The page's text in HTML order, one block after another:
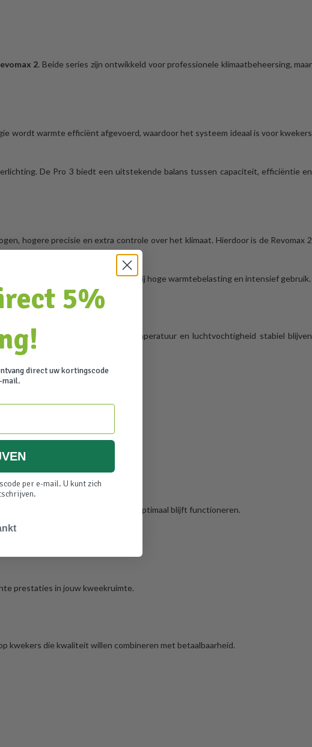
2. Beide series zijn ontwikkeld voor professionele klimaatbeheersing, maar
wordt warmte efficiënt afgevoerd, waardoor het systeem ideaal is voor kwekers
De Pro 3 biedt een uitstekende balans tussen capaciteit, efficiëntie en
hogere precisie en extra controle over het klimaat. Hierdoor is de Revomax 2
uit in stabiliteit en prestaties, zelfs bij hoge warmtebelasting en intensief gebruik.
is het essentieel dat temperatuur en luchtvochtigheid stabiel blijven
je ervoor dat jouw systeem altijd optimaal blijft functioneren.
prestaties in jouw kweekruimte.
kwekers die kwaliteit willen combineren met betaalbaarheid.
5%
direct uw kortingscode
mail.
per e-mail. U kunt zich